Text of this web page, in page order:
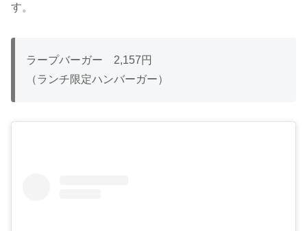
す。
ラープバーガー 2,157円
（ランチ限定ハンバーガー）